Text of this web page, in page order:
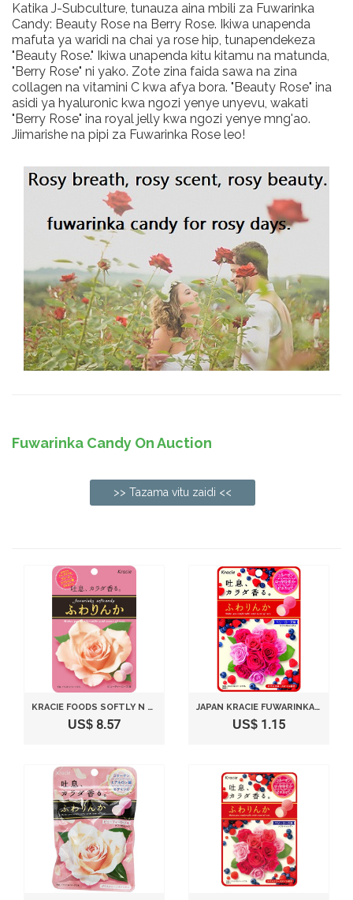
Katika J-Subculture, tunauza aina mbili za Fuwarinka
Candy: Beauty Rose na Berry Rose. Ikiwa unapenda
mafuta ya waridi na chai ya rose hip, tunapendekeza
"Beauty Rose." Ikiwa unapenda kitu kitamu na matunda,
"Berry Rose" ni yako. Zote zina faida sawa na zina
collagen na vitamini C kwa afya bora. "Beauty Rose" ina
asidi ya hyaluronic kwa ngozi yenye unyevu, wakati
"Berry Rose" ina royal jelly kwa ngozi yenye mng'ao.
Jiimarishe na pipi za Fuwarinka Rose leo!
Fuwarinka Candy On Auction
>> Tazama vitu zaidi <<
KRACIE FOODS SOFTLY N OR SOFT CANDY 32G ~ 10 BAGS
US$ 8.57
JAPAN KRACIE FUWARINKA BEAUTY BERRY ROSE CANDY 32G
US$ 1.15